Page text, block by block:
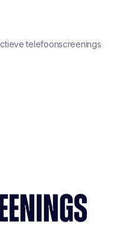
telefoonscreenings